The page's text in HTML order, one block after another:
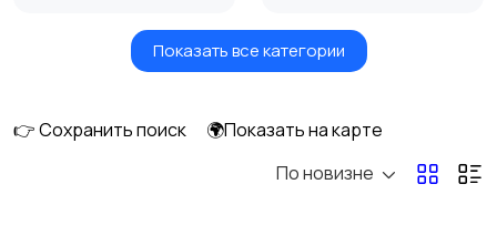
Товары для здоровья Парфюмерия
Уход за кожей
Показать все категории
👉 Сохранить поиск
🌍Показать на карте
По новизне